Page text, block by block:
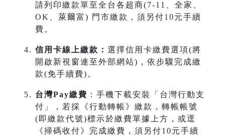
請列印繳款單至全台各超商(7-11、全家、
OK、萊爾富) 門市繳款，須另付10元手續
費。
信用卡線上繳款： 選擇信用卡繳費選項(將
開啟新視窗連至外部網站)，依步驟完成繳
款(免手續費)。
台灣Pay繳費 ：手機下載安裝「台灣行動支
付」，若採《行動轉帳》繳款，轉帳帳號
(即繳款代號)標示於繳費單據上方，或逕
《掃碼收付》完成繳費，須另付10元手續